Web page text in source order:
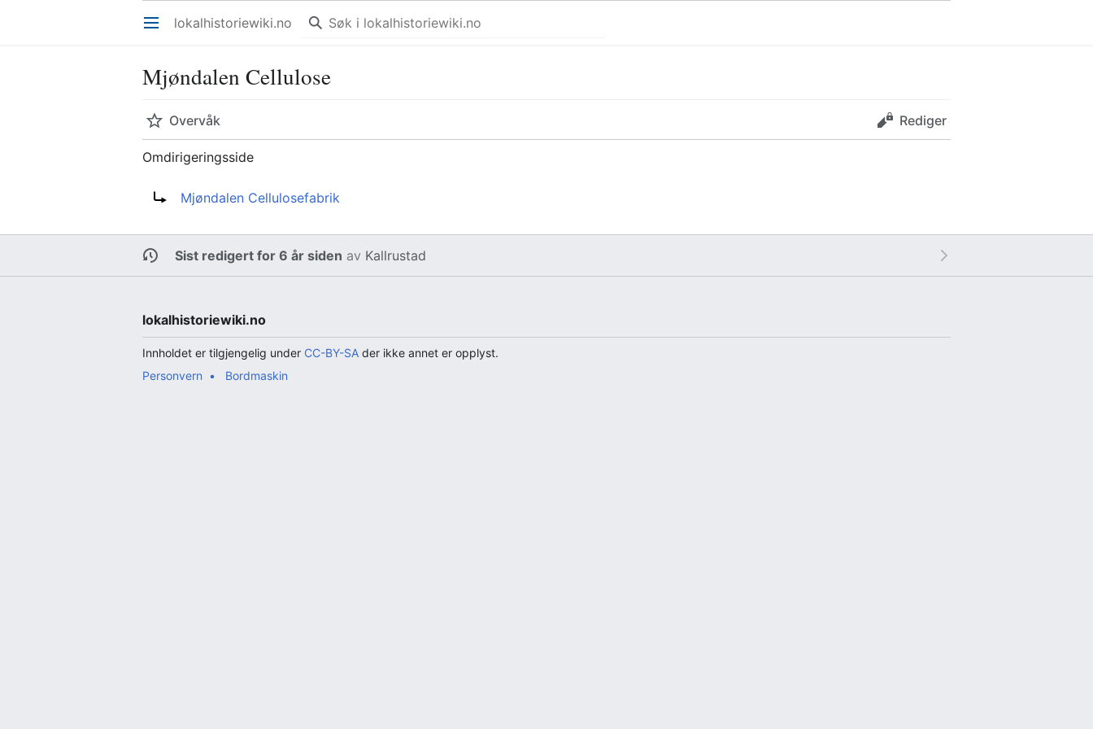
Åpne hovedmenyen lokalhistoriewiki.no
Mjøndalen Cellulose
Overvåk Rediger
Omdirigeringsside
Mjøndalen Cellulosefabrik
Sist redigert for 6 år siden av Kallrustad
lokalhistoriewiki.no
Innholdet er tilgjengelig under CC-BY-SA der ikke annet er opplyst.
Personvern
Bordmaskin